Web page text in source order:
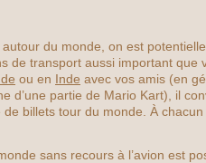
autour du monde, on est
de transport aussi important que
ou en Inde avec vos amis (en
d’une partie de Mario Kart), il
billets tour du monde. À chacun
sans recours à l’avion est